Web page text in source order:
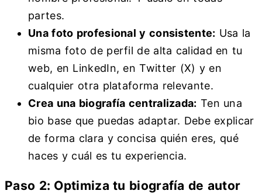
partes.
Una foto profesional y consistente: Usa la
misma foto de perfil de alta calidad en tu
web, en LinkedIn, en Twitter (X) y en
cualquier otra plataforma relevante.
Crea una biografía centralizada: Ten una
bio base que puedas adaptar. Debe explicar
de forma clara y concisa quién eres, qué
haces y cuál es tu experiencia.
Paso 2: Optimiza tu biografía de autor